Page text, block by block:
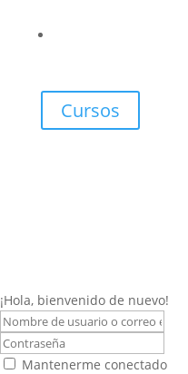
Cursos
¡Hola, bienvenido de nuevo!
Mantenerme conectado